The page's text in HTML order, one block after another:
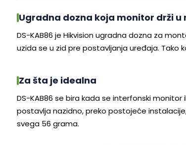
Ugradna dozna koja monitor drži u
DS-KAB86 je Hikvision ugradna dozna za
uzida se u zid pre postavljanja uređaja. Tako
Za šta je idealna
DS-KAB86 se bira kada se interfonski
postavlja nazidno, preko postojeće
svega 56 grama.